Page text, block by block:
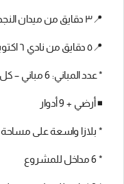
📍٣ دقايق من ميدان النجدة
📍٥ دقايق من نادي ٦ اكتوبر
* عدد المباني: 6 مباني – كل مبني يتكوّن من:
◾️ أرضي + 9 أدوار
* بلازا واسعة على مساحة 6,500 متر
* ⁠6 مداخل للمشروع